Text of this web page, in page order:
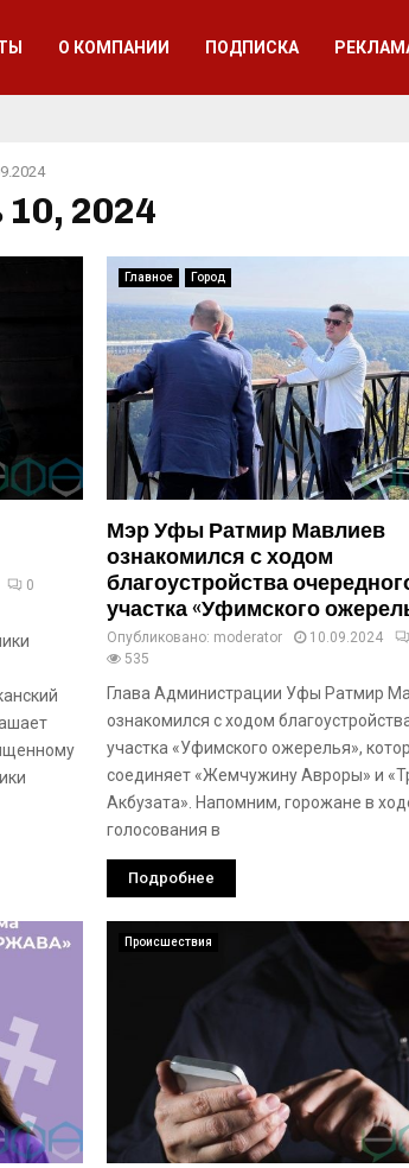
О КОМПАНИИ ПОДПИСКА
2024
0
Главное Город
Мэр Уфы Ратмир Мавлиев
ознакомился с ходом
благоустройства
участка «Уфимского
Опубликовано: moderator 10.09.2024
535
Глава Администрации Уфы Ратмир
ознакомился с ходом
участка «Уфимского ожерелья»,
соединяет «Жемчужину Авроры» и
Акбузата». Напомним, горожане в
голосования в
Подробнее
Происшествия